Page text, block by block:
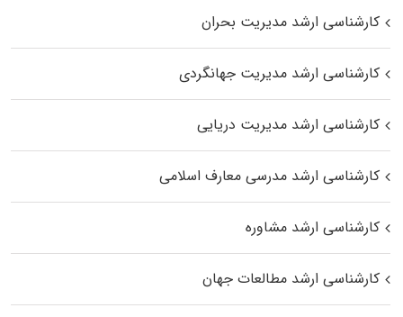
کارشناسی ارشد مدیریت بحران
کارشناسی ارشد مدیریت جهانگردی
کارشناسی ارشد مدیریت دریایی
کارشناسی ارشد مدرسی معارف اسلامی
کارشناسی ارشد مشاوره
کارشناسی ارشد مطالعات جهان